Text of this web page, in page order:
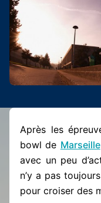
Après les
bowl de Marseille
avec un peu
n’y a pas
pour croiser des